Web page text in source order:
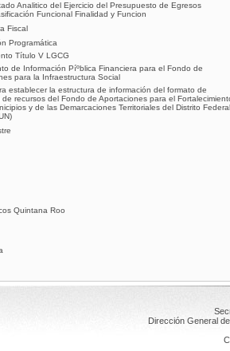
Analitico del Ejercicio del Presupuesto de Egresos
Funcional Finalidad y Funcion
Fiscal
Programática
Tí­tulo V LGCG
de Información Píºblica Financiera para el Fondo de
para la Infraestructura Social
establecer la estructura de información del formato de
de recursos del Fondo de Aportaciones para el
y de las Demarcaciones Territoriales del Distrito Federal
Quintana Roo
Dirección General